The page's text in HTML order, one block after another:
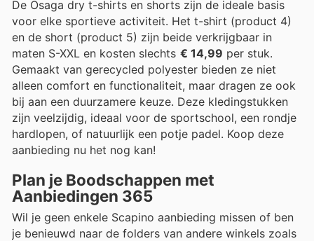
De Osaga dry t-shirts en shorts zijn de ideale basis
voor elke sportieve activiteit. Het t-shirt (product 4)
en de short (product 5) zijn beide verkrijgbaar in
maten S-XXL en kosten slechts € 14,99 per stuk.
Gemaakt van gerecycled polyester bieden ze niet
alleen comfort en functionaliteit, maar dragen ze ook
bij aan een duurzamere keuze. Deze kledingstukken
zijn veelzijdig, ideaal voor de sportschool, een rondje
hardlopen, of natuurlijk een potje padel. Koop deze
aanbieding nu het nog kan!
Plan je Boodschappen met
Aanbiedingen 365
Wil je geen enkele Scapino aanbieding missen of ben
je benieuwd naar de folders van andere winkels zoals